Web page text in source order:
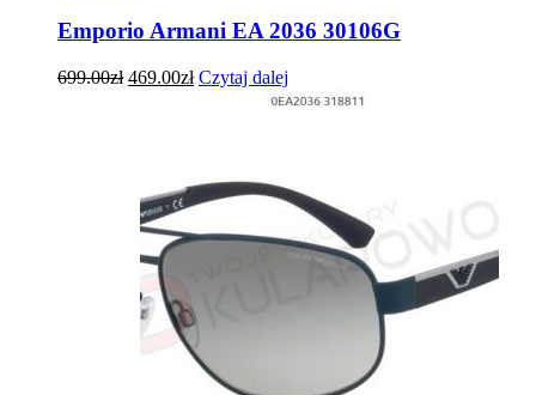
Emporio Armani EA 2036 30106G
699.00zł 469.00zł Czytaj dalej